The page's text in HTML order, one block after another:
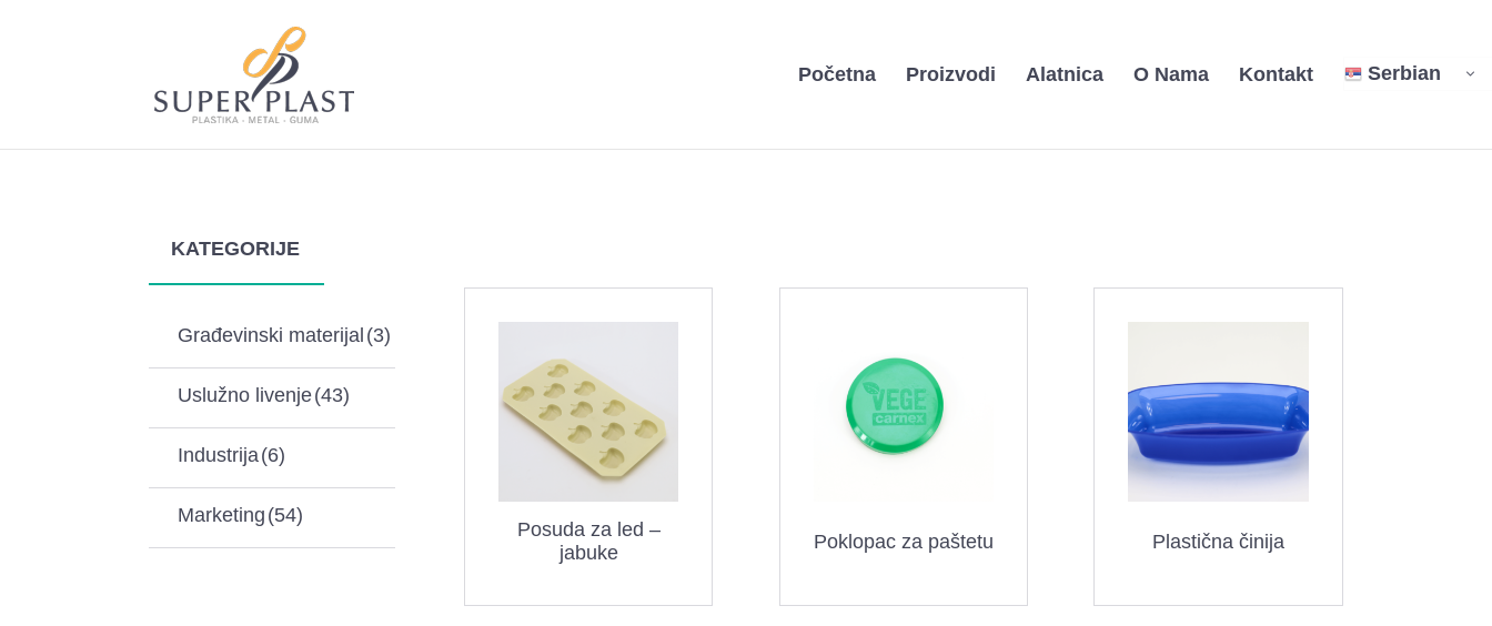
Početna Proizvodi Alatnica O Nama Kontakt Serbian
KATEGORIJE
Građevinski materijal (3)
Uslužno livenje(43)
Industrija (6)
Marketing (54)
Posuda za led –
jabuke
Poklopac za paštetu Plastična činija